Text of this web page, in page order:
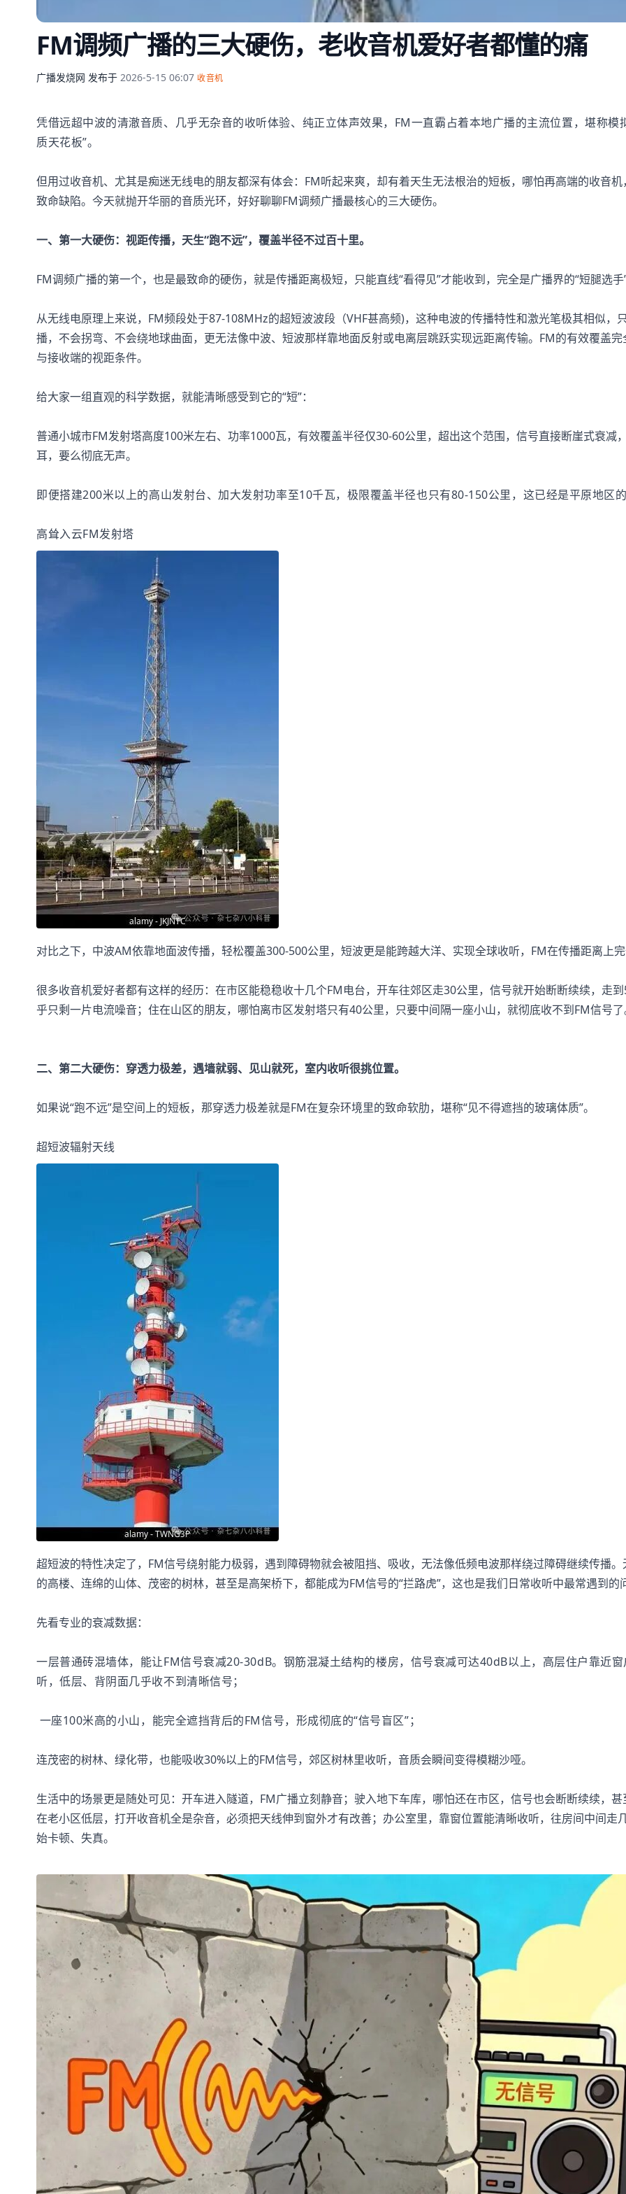
FM调频广播的三大硬伤，老收音机爱好者都懂的痛
广播发烧网 发布于 2026-5-15 06:07 收音机
凭借远超中波的清澈音质、几乎无杂音的收听体验、纯正立体声效果，FM一直霸占着本地广播的主流位置，堪称模
质天花板”。
但用过收音机、尤其是痴迷无线电的朋友都深有体会：FM听起来爽，却有着天生无法根治的短板，哪怕再高端的收音
致命缺陷。今天就抛开华丽的音质光环，好好聊聊FM调频广播最核心的三大硬伤。
一、第一大硬伤：视距传播，天生“跑不远”，覆盖半径不过百十里。
FM调频广播的第一个，也是最致命的硬伤，就是传播距离极短，只能直线“看得见”才能收到，完全是广播界的“短腿选手”
从无线电原理上来说，FM频段处于87-108MHz的超短波波段（VHF甚高频)，这种电波的传播特性和激光笔极其相似，
播，不会拐弯、不会绕地球曲面，更无法像中波、短波那样靠地面反射或电离层跳跃实现远距离传输。FM的有效覆盖
与接收端的视距条件。
给大家一组直观的科学数据，就能清晰感受到它的“短”：
普通小城市FM发射塔高度100米左右、功率1000瓦，有效覆盖半径仅30-60公里，超出这个范围，信号直接断崖式衰减
耳，要么彻底无声。
即便搭建200米以上的高山发射台、加大发射功率至10千瓦，极限覆盖半径也只有80-150公里，这已经是平原地区的
高耸入云FM发射塔
对比之下，中波AM依靠地面波传播，轻松覆盖300-500公里，短波更是能跨越大洋、实现全球收听，FM在传播距离上完
很多收音机爱好者都有这样的经历：在市区能稳稳收十几个FM电台，开车往郊区走30公里，信号就开始断断续续，走
乎只剩一片电流噪音；住在山区的朋友，哪怕离市区发射塔只有40公里，只要中间隔一座小山，就彻底收不到FM信号了
二、第二大硬伤：穿透力极差，遇墙就弱、见山就死，室内收听很挑位置。
如果说“跑不远”是空间上的短板，那穿透力极差就是FM在复杂环境里的致命软肋，堪称“见不得遮挡的玻璃体质”。
超短波辐射天线
超短波的特性决定了，FM信号绕射能力极弱，遇到障碍物就会被阻挡、吸收，无法像低频电波那样绕过障碍继续传播
的高楼、连绵的山体、茂密的树林，甚至是高架桥下，都能成为FM信号的“拦路虎”，这也是我们日常收听中最常遇到的
先看专业的衰减数据：
一层普通砖混墙体，能让FM信号衰减20-30dB。 钢筋混凝土结构的楼房，信号衰减可达40dB以上，高层住户靠近
听，低层、背阴面几乎收不到清晰信号；
一座100米高的小山，能完全遮挡背后的FM信号，形成彻底的“信号盲区”；
连茂密的树林、绿化带，也能吸收30%以上的FM信号，郊区树林里收听，音质会瞬间变得模糊沙哑。
生活中的场景更是随处可见：开车进入隧道，FM广播立刻静音；驶入地下车库，哪怕还在市区，信号也会断断续续，
在老小区低层，打开收音机全是杂音，必须把天线伸到窗外才有改善；办公室里，靠窗位置能清晰收听，往房间中间走
始卡顿、失真。